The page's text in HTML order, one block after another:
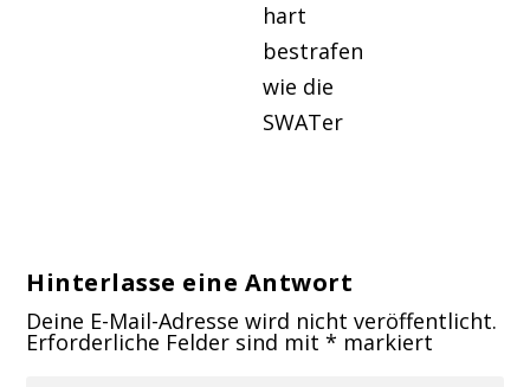
hart
bestrafen
wie die
SWATer
Hinterlasse eine Antwort
Deine E-Mail-Adresse wird nicht veröffentlicht.
Erforderliche Felder sind mit* markiert